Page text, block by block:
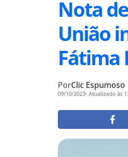
Nota
União
Fátima
PorClic Espumoso
09/10/2023 Atualizado às